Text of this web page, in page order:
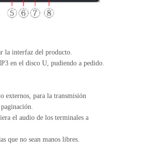
la interfaz del producto.
en el disco U, pudiendo a pedido.
externos, para la transmisión
el audio de los terminales a
que no sean manos libres.